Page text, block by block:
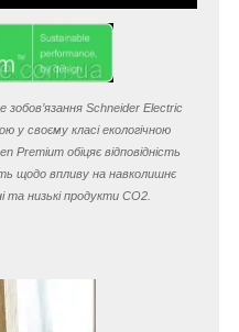
зобов’язання Schneider Electric
у своєму класі екологічною
обіцяє відповідність
щодо впливу на навколишнє
та низькі продукти CO2.